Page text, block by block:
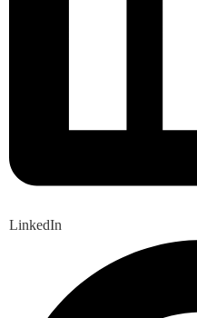
LinkedIn